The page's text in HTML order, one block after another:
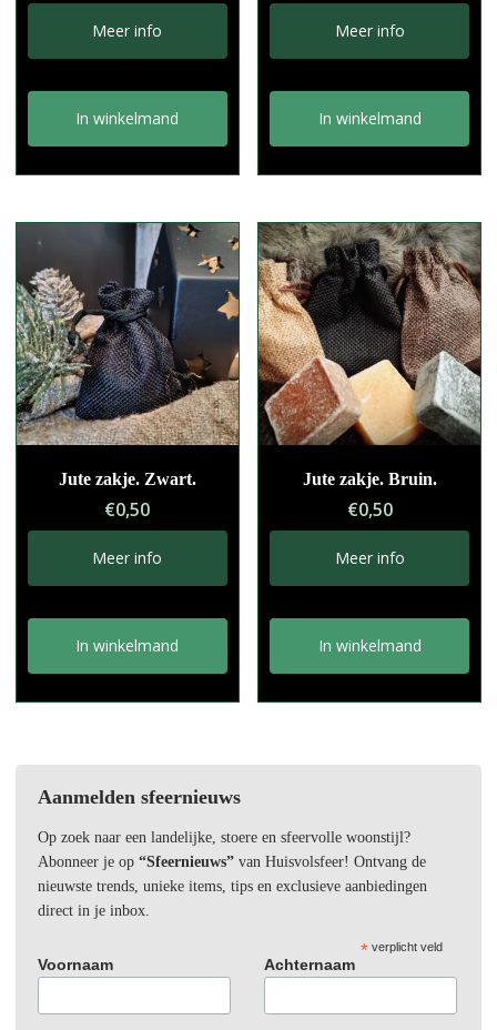
Meer info
In winkelmand
Meer info
In winkelmand
Jute zakje. Zwart.
€0,50
Meer info
In winkelmand
Jute zakje. Bruin.
€0,50
Meer info
In winkelmand
Aanmelden sfeernieuws
Op zoek naar een landelijke, stoere en sfeervolle woonstijl?
Abonneer je op “Sfeernieuws”van Huisvolsfeer! Ontvang de
nieuwste trends, unieke items, tips en exclusieve aanbiedingen
direct in je inbox.
*verplicht veld
Voornaam Achternaam